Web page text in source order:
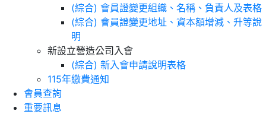
(綜合) 會員證變更組織、名稱、負責人及表格
(綜合) 會員證變更地址、資本額增減、升等說
明
新設立營造公司入會
(綜合) 新入會申請說明表格
115年繳費通知
會員查詢
重要訊息